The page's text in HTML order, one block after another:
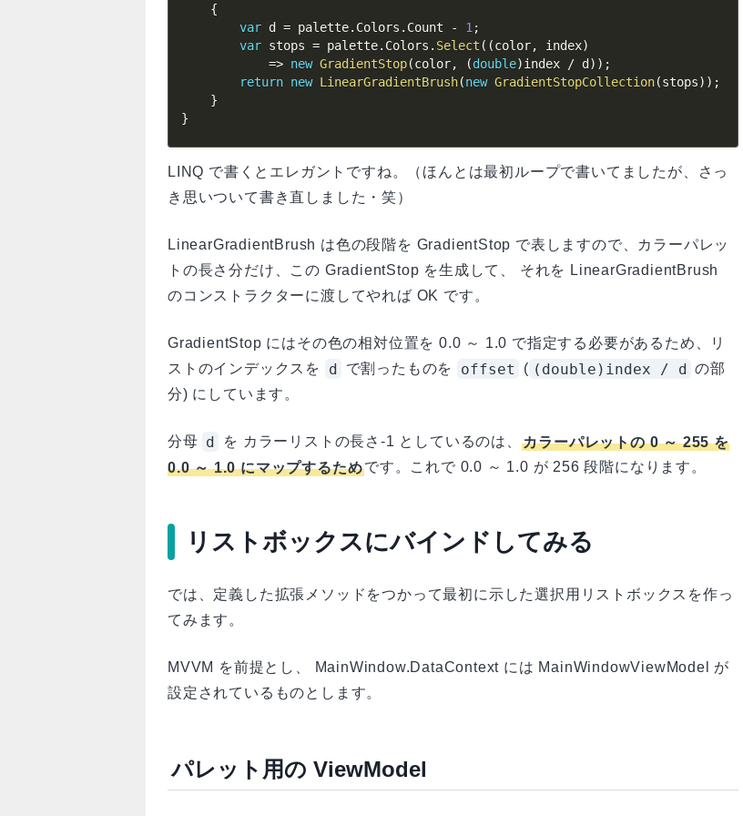
{
var d = palette. Colors . Count - 1;
var stops = palette. Colors . Select ( (color, index)
=> new GradientStop(color, (double)index / d ) ) ;
return new LinearGradientBrush(new GradientStopCollection(stops) ) ;
}
}
LINQ で書くとエレガントですね。（ほんとは最初ループで書いてましたが、さっ
き思いついて書き直しました・笑）
LinearGradientBrush は色の段階を GradientStop で表しますので、カラーパレッ
トの長さ分だけ、この GradientStop を生成して、 それを LinearGradientBrush
のコンストラクターに渡してやれば OK です。
GradientStop にはその色の相対位置を 0.0 ～ 1.0 で指定する必要があるため、リ
ストのインデックスを
d で割ったものを offset ( (double)index / d の部
分) にしています。
分母 d を カラーリストの長さ-1 としているのは、 カラーパレットの 0 ～ 255 を
0.0 ～ 1.0 にマップするためです。これで 0.0 ～ 1.0 が 256 段階になります。
リストボックスにバインドしてみる
では、定義した拡張メソッドをつかって最初に示した選択用リストボックスを作っ
てみます。
MVVM を前提とし、 MainWindow.DataContext には MainWindowViewModel が
設定されているものとします。
パレット用の ViewModel